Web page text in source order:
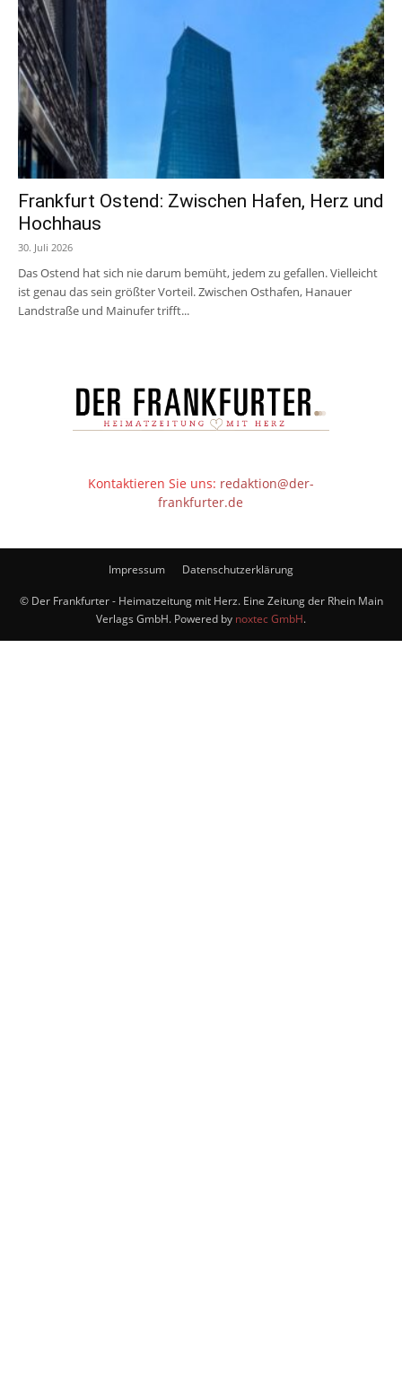
Frankfurt Ostend: Zwischen Hafen, Herz und
Hochhaus
30. Juli 2026
Das Ostend hat sich nie darum bemüht, jedem zu gefallen. Vielleicht
ist genau das sein größter Vorteil. Zwischen Osthafen, Hanauer
Landstraße und Mainufer trifft...
Kontaktieren Sie uns: redaktion@der-
frankfurter.de
Impressum Datenschutzerklärung
© Der Frankfurter - Heimatzeitung mit Herz. Eine Zeitung der Rhein Main
Verlags GmbH. Powered by noxtec GmbH.